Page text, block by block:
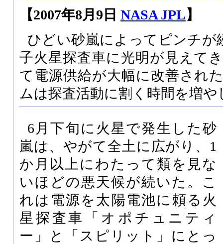
【2007年8月9日 NASA JPL】
ひどい砂嵐によってピンチが
子火星探査車に光明が見えて
て電源供給が大幅に改善され
ムは探査活動に割く時間を増や
6月下旬に火星で発生した砂
嵐は、やがて全土に広がり、1
か月以上にわたって類を見な
いほどの悪天候が続いた。こ
れは電源を太陽電池に頼る火
星探査車「オポチュニティ
ー」と「スピリット」にとっ